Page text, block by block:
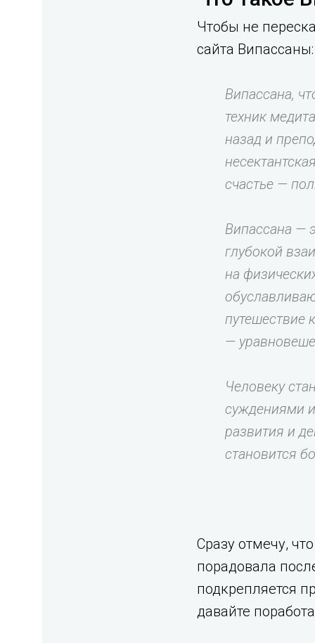
Чтобы не
сайта Випассаны:
Випассана,
техник
назад и
счастье —
Випассана —
глубокой
на
путешествие
—
Человеку
суждениями
развития и
становится
Сразу отмечу,
порадовала
подкрепляется
давайте